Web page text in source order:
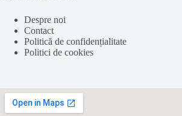
Despre noi
Contact
Politică de confidențialitate
Politici de cookies